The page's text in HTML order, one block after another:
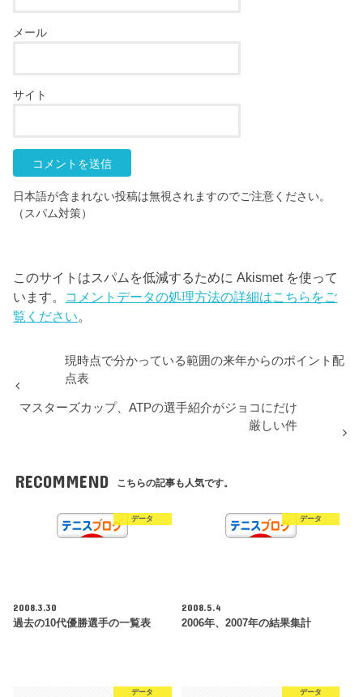
メール
サイト
日本語が含まれない投稿は無視されますのでご注意ください。
（スパム対策）
このサイトはスパムを低減するために Akismet を使って
います。 コメントデータの処理方法の詳細はこちらをご
覧ください
現時点で分かっている範囲の来年からのポイント配
点表
マスターズカップ、ATPの選手紹介がジョコにだけ
厳しい件
RECOMMEND こちらの記事も人気です。
データ
2008.3.30
過去の10代優勝選手の一覧表
データ
2008.5.4
2006年、2007年の結果集計
データ データ